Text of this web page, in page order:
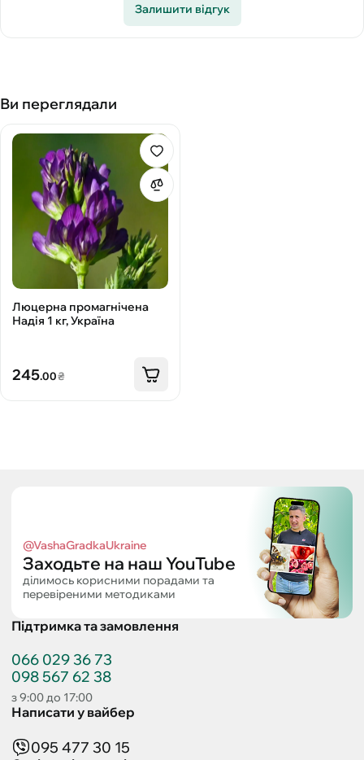
Залишити відгук
Ви переглядали
Люцерна промагнічена
Надія 1 кг, Україна
245.00₴
@VashaGradkaUkraine
Заходьте на наш YouTube
ділимось корисними порадами та
перевіреними методиками
Підтримка та замовлення
066 029 36 73
098 567 62 38
з 9:00 до 17:00
Написати у вайбер
095 477 30 15